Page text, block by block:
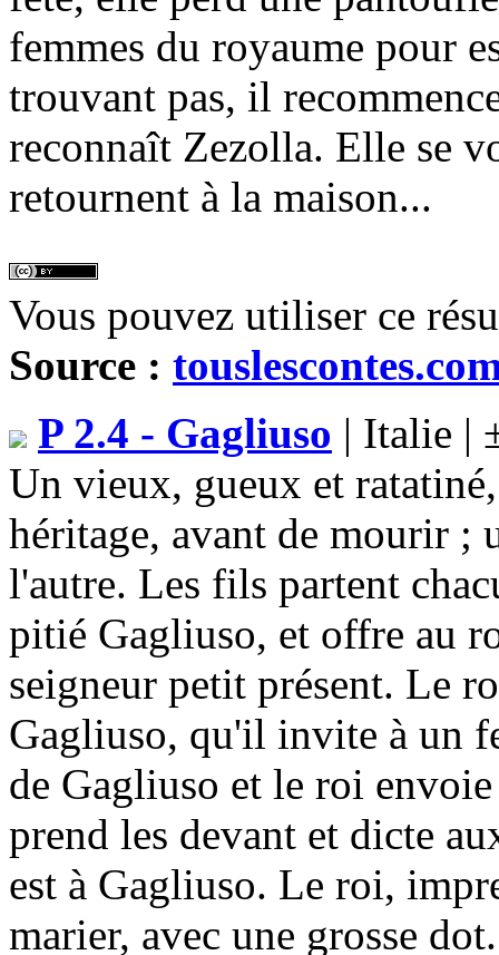
femmes du royaume pour
trouvant pas, il
reconnaît Zezolla. Elle se
retournent à la maison...
Vous pouvez utiliser ce
Source :
P 2.4 - Gagliuso | Italie |
Un vieux, gueux et
héritage, avant de mourir ;
l'autre. Les fils partent
pitié Gagliuso, et offre au
seigneur petit présent. Le
Gagliuso, qu'il invite à un
de Gagliuso et le roi
prend les devant et dicte
est à Gagliuso. Le roi,
marier, avec une grosse